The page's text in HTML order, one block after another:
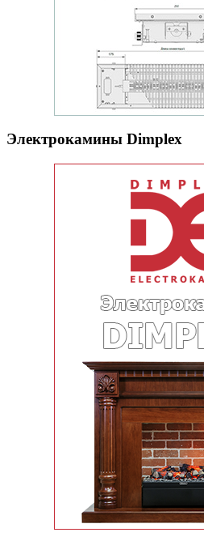
Электрокамины Dimplex